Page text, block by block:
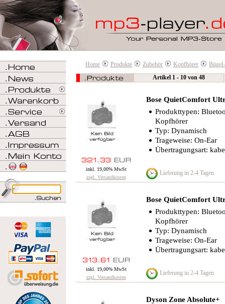
Home Produkte Zubehör Kopfhörer
Artikel 1 - 10 von 48
Bose QuietComfort
Produkttypen:
Kopfhörer
Typ: Dynamisch
Trageweise: On-Ear
Übertragungsart:
inkl. 19,00% MwSt
zzgl. Versandkosten
Lieferung in 2-4 Tagen
Bose QuietComfort
Produkttypen:
Kopfhörer
Typ: Dynamisch
Trageweise: On-Ear
Übertragungsart:
inkl. 19,00% MwSt
zzgl. Versandkosten
Lieferung in 2-4 Tagen
Dyson Zone Absolute+